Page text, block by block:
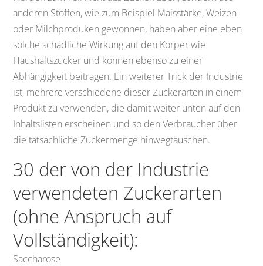
anderen Stoffen, wie zum Beispiel Maisstärke, Weizen
oder Milchproduken gewonnen, haben aber eine eben
solche schädliche Wirkung auf den Körper wie
Haushaltszucker und können ebenso zu einer
Abhängigkeit beitragen. Ein weiterer Trick der Industrie
ist, mehrere verschiedene dieser Zuckerarten in einem
Produkt zu verwenden, die damit weiter unten auf den
Inhaltslisten erscheinen und so den Verbraucher über
die tatsächliche Zuckermenge hinwegtäuschen.
30 der von der Industrie
verwendeten Zuckerarten
(ohne Anspruch auf
Vollständigkeit):
Saccharose